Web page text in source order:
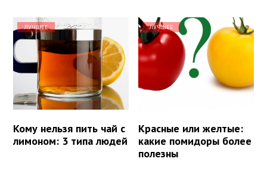
ЛУЧШЕЕ
Кому нельзя пить чай с
лимоном: 3 типа людей
ЛУЧШЕЕ
Красные или желтые:
какие помидоры более
полезны